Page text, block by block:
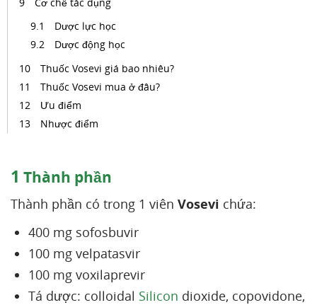
Dược lực học
Dược động học
Thuốc Vosevi giá bao nhiêu?
Thuốc Vosevi mua ở đâu?
Ưu điểm
Nhược điểm
1 Thành phần
Thành phần có trong 1 viên Vosevi chứa:
400 mg sofosbuvir
100 mg velpatasvir
100 mg voxilaprevir
Tá dược: colloidal Silicon dioxide, copovidone,